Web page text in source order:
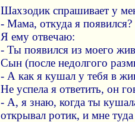
Шахзодик спрашивает у
- Мама, откуда я появился?
Я ему отвечаю:
- Ты появился из моего
Сын (после недолгого
- А как я кушал у тебя в
Не успела я ответить, он
- А, я знаю, когда ты
открывал ротик, и мне туда